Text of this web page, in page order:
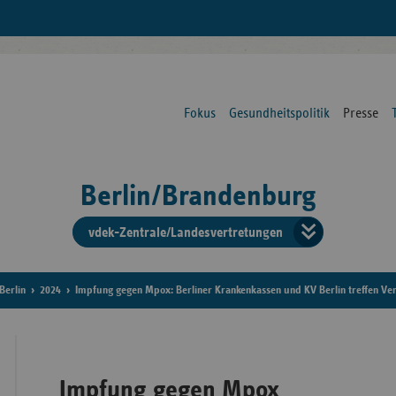
Fokus Gesundheitspolitik Presse
Berlin/Brandenburg
vdek-Zentrale/Landesvertretungen
der
Berlin 2024 Impfung gegen Mpox: Berliner Krankenkassen und KV Berlin treffen
Impfung gegen Mpox